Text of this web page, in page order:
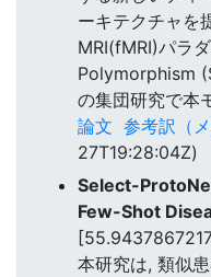
ーキテクチャを
MRI(fMRI)パラ
Polymorphism
の集団研究で本
論文 参考訳（メ
27T19:28:04Z)
Select-
Few-Shot
本研究は, 類似